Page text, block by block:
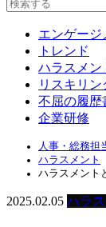
エンゲージ
トレンド
ハラスメン
リスキリン
不屈の履歴
企業研修
人事・総務担
ハラスメント
ハラスメント
2025.02.05 ハラ